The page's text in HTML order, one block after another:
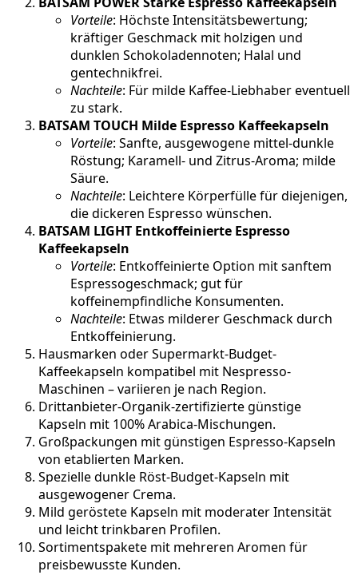
Vorteile: Höchste Intensitätsbewertung;
kräftiger Geschmack mit holzigen und
dunklen Schokoladennoten; Halal und
gentechnikfrei.
Nachteile: Für milde Kaffee-Liebhaber eventuell
zu stark.
BATSAM TOUCH Milde Espresso Kaffeekapseln
Vorteile: Sanfte, ausgewogene mittel-dunkle
Röstung; Karamell- und Zitrus-Aroma; milde
Säure.
Nachteile: Leichtere Körperfülle für diejenigen,
die dickeren Espresso wünschen.
BATSAM LIGHT Entkoffeinierte Espresso
Kaffeekapseln
Vorteile: Entkoffeinierte Option mit sanftem
Espressogeschmack; gut für
koffeinempfindliche Konsumenten.
Nachteile: Etwas milderer Geschmack durch
Entkoffeinierung.
Hausmarken oder Supermarkt-Budget-
Kaffeekapseln kompatibel mit Nespresso-
Maschinen – variieren je nach Region.
Drittanbieter-Organik-zertifizierte günstige
Kapseln mit 100% Arabica-Mischungen.
Großpackungen mit günstigen Espresso-Kapseln
von etablierten Marken.
Spezielle dunkle Röst-Budget-Kapseln mit
ausgewogener Crema.
Mild geröstete Kapseln mit moderater Intensität
und leicht trinkbaren Profilen.
Sortimentspakete mit mehreren Aromen für
preisbewusste Kunden.